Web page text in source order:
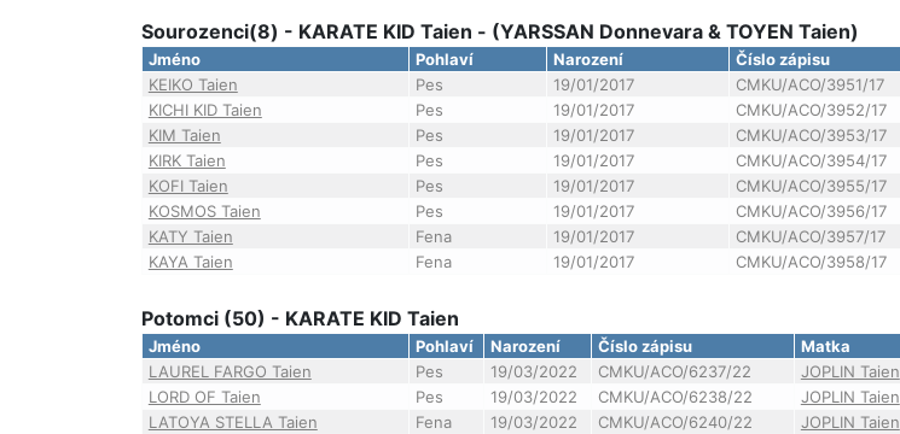
Sourozenci(8) - KARATE KID Taien - (YARSSAN Donnevara & TOYEN Taien)
Jméno Pohlaví Narození Číslo zápisu
KEIKO Taien
Pes 19/01/2017 CMKU/ACO/3951/17
KICHI KID Taien
Pes 19/01/2017 CMKU/ACO/3952/17
KIM Taien
Pes 19/01/2017 CMKU/ACO/3953/17
KIRK Taien
Pes 19/01/2017 CMKU/ACO/3954/17
KOFI Taien
Pes 19/01/2017 CMKU/ACO/3955/17
KOSMOS Taien
Pes 19/01/2017 CMKU/ACO/3956/17
KATY Taien
Fena 19/01/2017 CMKU/ACO/3957/17
KAYA Taien
Fena 19/01/2017 CMKU/ACO/3958/17
Potomci (50) - KARATE KID Taien
Jméno Pohlaví Narození Číslo zápisu Matka
LAUREL FARGO Taien
Pes 19/03/2022 CMKU/ACO/6237/22 JOPLIN Taien
LORD OF Taien
Pes 19/03/2022 CMKU/ACO/6238/22 JOPLIN Taien
LATOYA STELLA Taien
Fena 19/03/2022 CMKU/ACO/6240/22 JOPLIN Taien